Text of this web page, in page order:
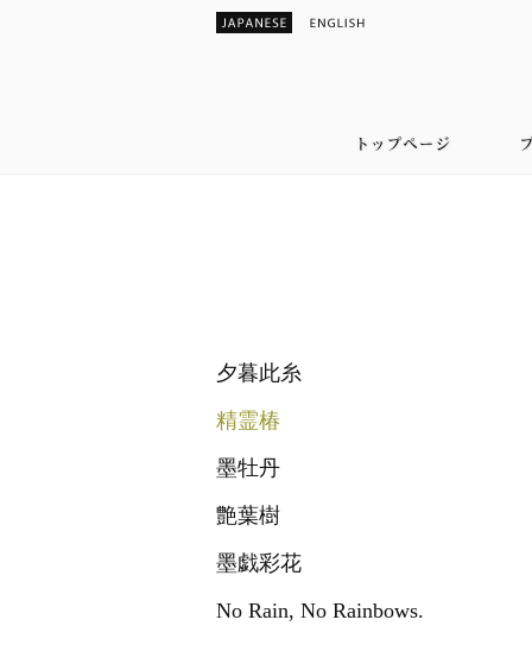
夕暮此糸
精霊椿
墨牡丹
艶葉樹
墨戯彩花
No Rain, No Rainbows.